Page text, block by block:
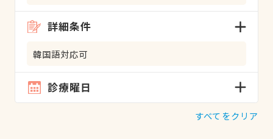
詳細条件
韓国語対応可
診療曜日
すべてをクリア